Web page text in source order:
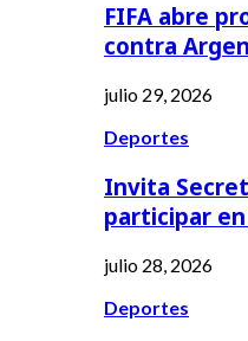
FIFA abre
contra
julio 29, 2026
Deportes
Invita
participar
julio 28, 2026
Deportes